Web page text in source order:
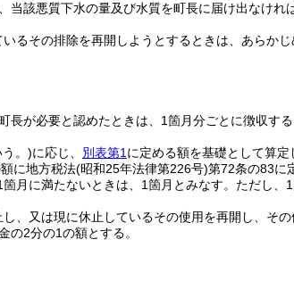
該悪質下水の量及び水質を町長に届け出なけれ
るその排除を再開しようとするときは、あらか
長が必要と認めたときは、1箇月分ごとに徴収する
。)に応じ、 別表第1 に定める額を基礎として算
に地方税法(昭和25年法律第226号)第72条の83に
月に満たないときは、1箇月とみなす。 ただし、
、又は現に休止しているその使用を再開し、そ
の2分の1の額とする。